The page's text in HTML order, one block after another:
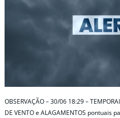
OBSERVAÇÃO – 30/06 18:29 –
DE VENTO e ALAGAMENTOS pontuais